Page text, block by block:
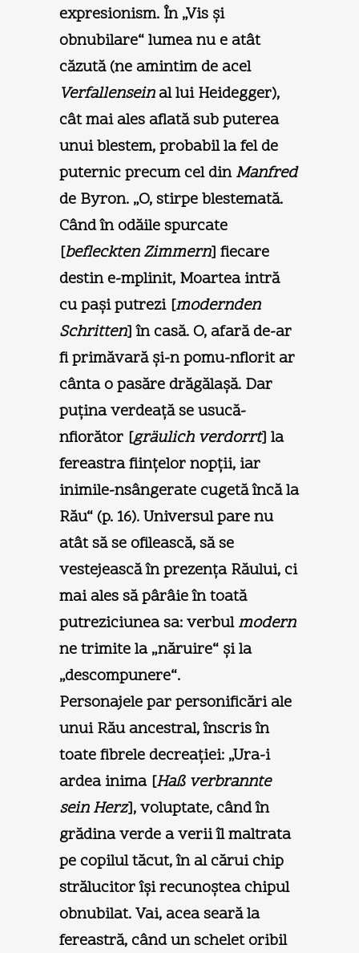
expresionism. În „Vis şi
obnubilare“ lumea nu e atât
căzută (ne amintim de acel
Verfallenseinal lui Heidegger),
cât mai ales aflată sub puterea
unui blestem, probabil la fel de
puternic precum cel dinManfred
de Byron. „O, stirpe blestemată.
Când în odăile spurcate
[befleckten Zimmern] fiecare
destin e-mplinit, Moartea intră
cu paşi putrezi [modernden
Schritten] în casă. O, afară de-ar
fi primăvară şi-n pomu-nflorit ar
cânta o pasăre drăgălaşă. Dar
puţina verdeaţă se usucă-
nfiorător [gräulich verdorrt] la
fereastra fiinţelor nopţii, iar
inimile-nsângerate cugetă încă la
Rău“ (p. 16). Universul pare nu
atât să se ofilească, să se
vestejească în prezenţa Răului, ci
mai ales să pârâie în toată
putreziciunea sa: verbulmodern
ne trimite la „năruire“ şi la
„descompunere“.
Personajele par personificări ale
unui Rău ancestral, înscris în
toate fibrele decreaţiei: „Ura-i
ardea inima [Haß verbrannte
sein Herz], voluptate, când în
grădina verde a verii îl maltrata
pe copilul tăcut, în al cărui chip
strălucitor îşi recunoştea chipul
obnubilat. Vai, acea seară la
fereastră, când un schelet oribil